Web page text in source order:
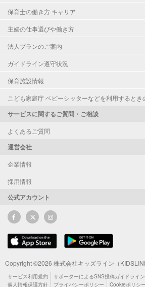
保育士の働き方 キャリア
主婦の仕事選びや働き方
法人プランのご案内
ガイドライン遵守状況
保育施設情報
こども家庭庁 ベビーシッターなどを利用するとき
サービスに関するご質問・ご相談
よくあるご質問
運営会社
企業情報
採用情報
公式アカウント
Copyright ©2026 株式会社キッズライン（
サービス利用規約 サポーターによるSNS投稿ガイドライン
個人情報保護方針
プライバシーポリシー Cookieポリシー